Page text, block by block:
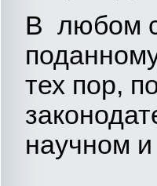
В любом
тех пор,
научном